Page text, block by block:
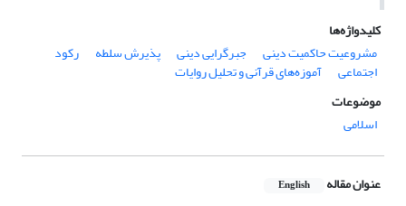
کلیدواژه‌ها
مشروعیت حاکمیت دینی
جبرگرایی دینی پذیرش سلطه رکود
اجتماعی
آموزه‌های قرآنی و تحلیل روایات
موضوعات
اسلامی
عنوان مقاله English